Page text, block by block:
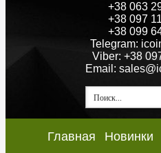
+38 063
+38 097
+38 099
Telegram:
Viber: +38
Email:
Главная Новинки